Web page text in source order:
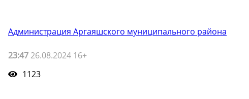
Администрация Аргаяшского муниципального района
23:47 26.08.2024 16+
1123